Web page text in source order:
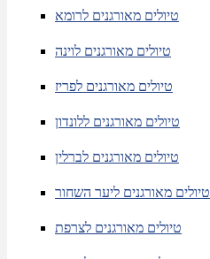
טיולים מאורגנים לרומא
טיולים מאורגנים לוינה
טיולים מאורגנים לפריז
טיולים מאורגנים ללונדון
טיולים מאורגנים לברלין
טיולים מאורגנים ליער השחור
טיולים מאורגנים לצרפת